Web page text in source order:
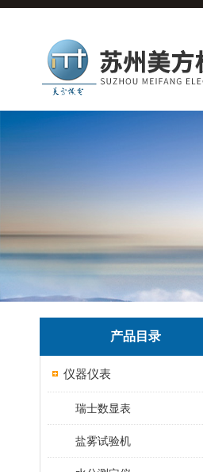
产品目录
仪器仪表
瑞士数显表
盐雾试验机